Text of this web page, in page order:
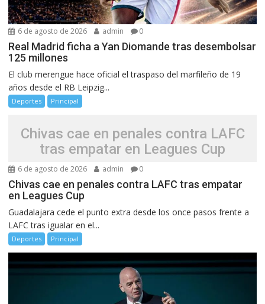
6 de agosto de 2026 admin 0
Real Madrid ficha a Yan Diomande tras desembolsar
125 millones
El club merengue hace oficial el traspaso del marfileño de 19
años desde el RB Leipzig...
Deportes Principal
Chivas cae en penales contra LAFC
tras empatar en Leagues Cup
6 de agosto de 2026 admin 0
Chivas cae en penales contra LAFC tras empatar
en Leagues Cup
Guadalajara cede el punto extra desde los once pasos frente a
LAFC tras igualar en el...
Deportes Principal